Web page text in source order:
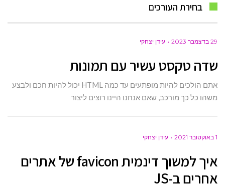
בחירת העורכים
29 בדצמבר 2023 עידן יצחקי
שדה טקסט עשיר עם תמונות
אתם הולכים להיות מופתעים עד כמה HTML יכול להיות חכם ולבצע
משהו כל כך מורכב, שאם אנחנו היינו רוצים ליצור
1 באוקטובר 2021 עידן יצחקי
איך למשוך דינמית favicon של אתרים
אחרים ב-JS